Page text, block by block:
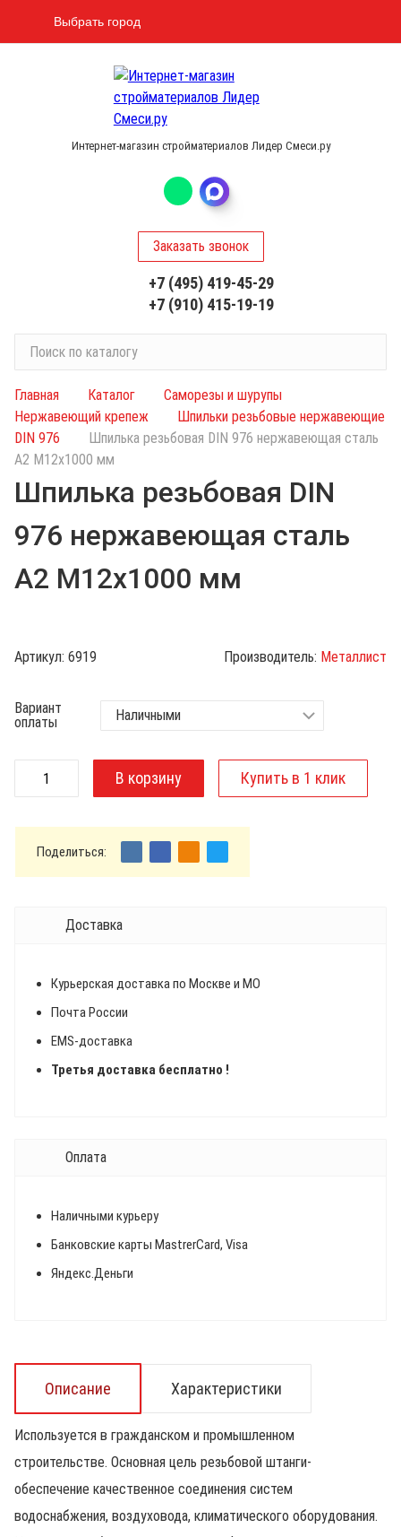
Выбрать город
Интернет-магазин стройматериалов Лидер Смеси.ру
и
с
к
п
т
л
Заказать звонок
+7 (495) 419-45-29
+7 (910) 415-19-19
Главная Каталог
Саморезы и шурупы
Нержавеющий крепеж
Шпильки резьбовые нержавеющие
DIN 976
Шпилька резьбовая DIN 976 нержавеющая сталь
А2 М12х1000 мм
Шпилька резьбовая DIN
976 нержавеющая сталь
А2 М12х1000 мм
Артикул: 6919 Производитель: Металлист
Вариант
оплаты
Поделиться:
Доставка
Курьерская доставка по Москве и МО
Почта России
EMS-доставка
Третья доставка бесплатно !
Оплата
Наличными курьеру
Банковские карты MastrerCard, Visa
Яндекс.Деньги
Описание Характеристики
Используется в гражданском и промышленном
строительстве. Основная цель резьбовой штанги-
обеспечение качественное соединения систем
водоснабжения, воздуховода, климатического оборудования.